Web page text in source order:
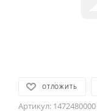
ОТЛОЖИТЬ
Артикул: 1472480000